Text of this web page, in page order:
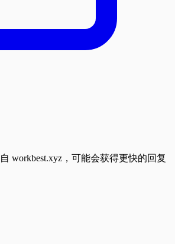
workbest.xyz ，可能会获得更快的回复